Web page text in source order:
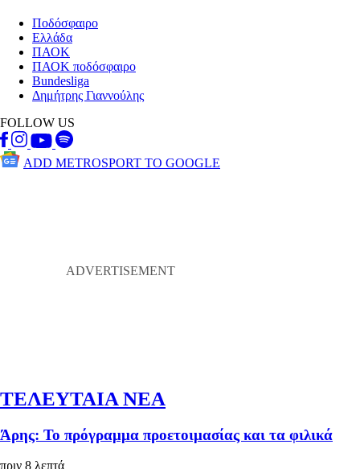
Ποδόσφαιρο
Ελλάδα
ΠΑΟΚ
ΠΑΟΚ ποδόσφαιρο
Bundesliga
Δημήτρης Γιαννούλης
FOLLOW US
ADD METROSPORT TO GOOGLE
ΤΕΛΕΥΤΑΙΑ ΝΕΑ
Άρης: Το πρόγραμμα προετοιμασίας και τα φιλικά
πριν 8 λεπτά